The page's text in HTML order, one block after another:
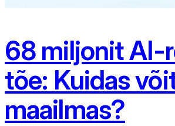
68 miljonit AI-
tõe: Kuidas
maailmas?